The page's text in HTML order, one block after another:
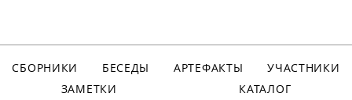
СБОРНИКИ БЕСЕДЫ АРТЕФАКТЫ
УЧАСТНИКИ
ЗАМЕТКИ
КАТАЛОГ